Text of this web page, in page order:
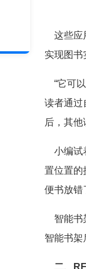
这些应
实现图书
“它可以
读者通过
后，其他
小编试
置位置的
便书放错
智能书
智能书架
二、